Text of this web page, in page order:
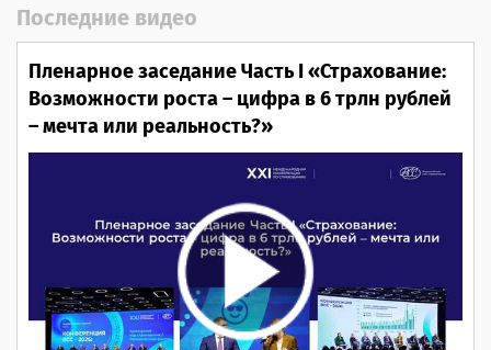
Последние видео
Пленарное заседание Часть I «Страхование:
Возможности роста – цифра в 6 трлн рублей
– мечта или реальность?»